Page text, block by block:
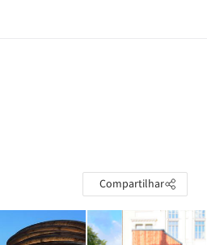
Compartilhar